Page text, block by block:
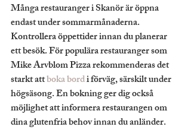
Många restauranger i Skanör är öppna
endast under sommarmånaderna.
Kontrollera öppettider innan du planerar
ett besök. För populära restauranger som
Mike Arvblom Pizza rekommenderas det
starkt att boka bord i förväg, särskilt under
högsäsong. En bokning ger dig också
möjlighet att informera restaurangen om
dina glutenfria behov innan du anländer.